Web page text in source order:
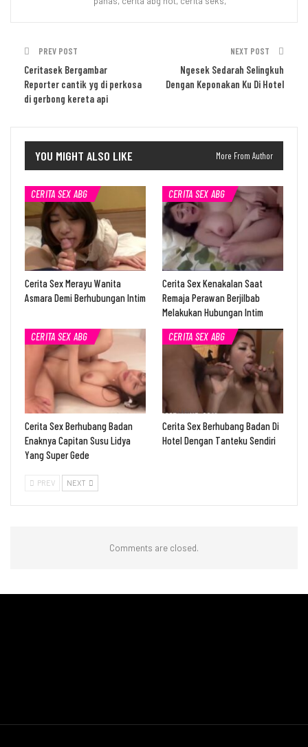
PREV POST
Ceritasek Bergambar
Reporter cantik yg di perkosa
di gerbong kereta api
NEXT POST
Ngesek Sedarah Selingkuh
Dengan Keponakan Ku Di Hotel
YOU MIGHT ALSO LIKE More From Author
CERITA SEX ABG
Cerita Sex Merayu Wanita
Asmara Demi Berhubungan Intim
CERITA SEX ABG
Cerita Sex Kenakalan Saat
Remaja Perawan Berjilbab
Melakukan Hubungan Intim
CERITA SEX ABG
Cerita Sex Berhubang Badan
Enaknya Capitan Susu Lidya
Yang Super Gede
CERITA SEX ABG
Cerita Sex Berhubang Badan Di
Hotel Dengan Tanteku Sendiri
PREV NEXT
Comments are closed.